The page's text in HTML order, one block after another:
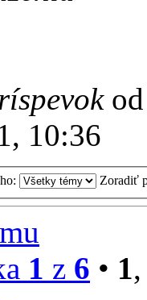
10:36
Zoradiť
1 z 6 • 1